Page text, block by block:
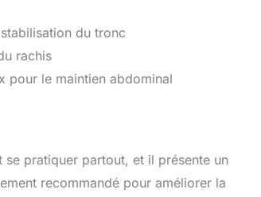
du tronc
rachis
pour le maintien abdominal
se pratiquer partout, et il présente un
recommandé pour améliorer la